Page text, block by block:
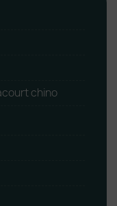
chino